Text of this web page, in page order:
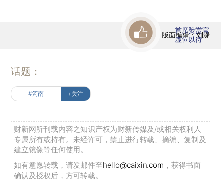
版面编辑：刘潇
首席赞赏官
虚位以待
话题：
#河南 +关注
财新网所刊载内容之知识产权为财新传媒及/或相关权利人
专属所有或持有。未经许可，禁止进行转载、摘编、复制及
建立镜像等任何使用。
如有意愿转载，请发邮件至hello@caixin.com ，获得书面
确认及授权后，方可转载。